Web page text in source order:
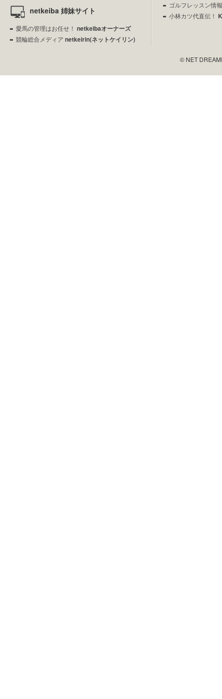
netkeiba 姉妹サイト
愛馬の管理はお任せ！ netkeibaオーナーズ
競輪総合メディア netkeirin(ネットケイリン)
ゴルフレッスン情
小林カツ代直伝！
© NET